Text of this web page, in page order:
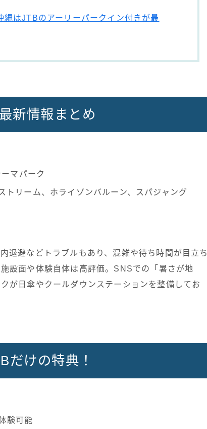
縄はJTBのアーリーパークイン付きが最
新情報まとめ
マパーク
トリーム、ホライゾンバルーン、スパジャング
退避などトラブルもあり、混雑や待ち時間が目立ち
設面や体験自体は高評価。SNSでの「暑さが地
が日傘やクールダウンステーションを整備してお
だけの特典！
験可能